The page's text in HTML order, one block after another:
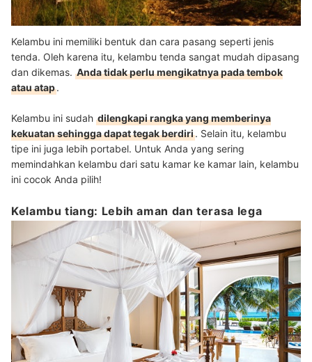
Kelambu ini memiliki bentuk dan cara pasang seperti jenis
tenda. Oleh karena itu, kelambu tenda sangat mudah dipasang
dan dikemas. Anda tidak perlu mengikatnya pada tembok
atau atap.
Kelambu ini sudah dilengkapi rangka yang memberinya
kekuatan sehingga dapat tegak berdiri. Selain itu, kelambu
tipe ini juga lebih portabel. Untuk Anda yang sering
memindahkan kelambu dari satu kamar ke kamar lain, kelambu
ini cocok Anda pilih!
Kelambu tiang: Lebih aman dan terasa lega